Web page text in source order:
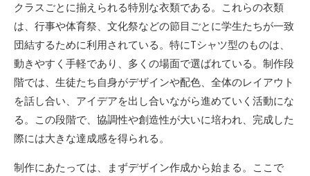
クラスごとに揃えられる特別な衣類である。
これらの衣類
は、行事や体育祭、文化祭などの節目ごとに学生たちが一致
団結するために利用されている。特にTシャツ型のものは、
動きやすく手軽であり、多くの場面で選ばれている。制作段
階では、生徒たち自身がデザインや配色、全体のレイアウト
を話し合い、アイデアを出し合いながら進めていく活動にな
る。この段階で、協調性や創造性が大いに培われ、完成した
際には大きな達成感を得られる。
制作にあたっては、まずデザイン作成から始まる。ここで